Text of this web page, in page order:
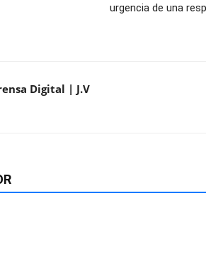
urgencia de una
Digital | J.V